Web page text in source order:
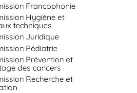
Francophonie
Hygiène et
techniques
Juridique
Pédiatrie
Prévention et
des cancers
Recherche et